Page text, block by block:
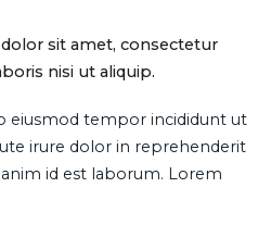
sit amet, consectetur
nisi ut aliquip.
eiusmod tempor incididunt ut
irure dolor in reprehenderit
id est laborum. Lorem